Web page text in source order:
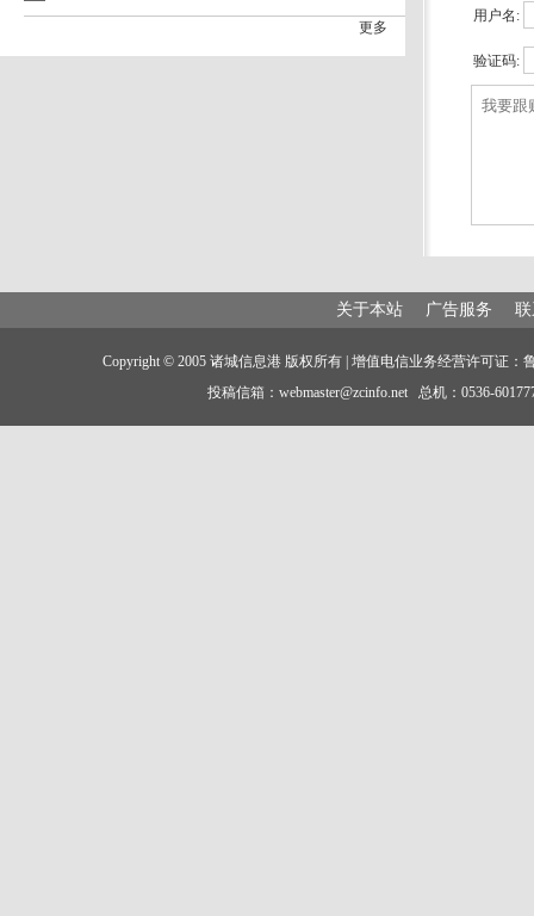
更多
用户名:
验证码:
关于本站 广告服务
Copyright © 2005 诸城信息港 版权所有 | 增值电信业务经营许可证：
投稿信箱：webmaster@zcinfo.net 总机：0536-